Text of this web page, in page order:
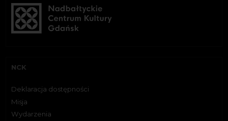
NCK
Deklaracja dostępności
Misja
Wydarzenia